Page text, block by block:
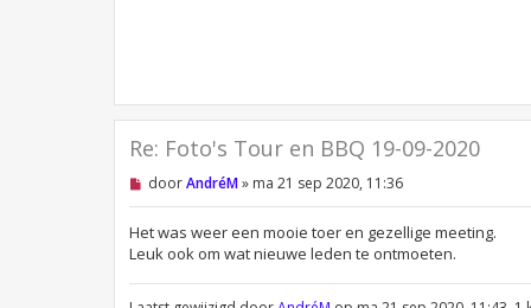
Re: Foto's Tour en BBQ 19-09-2020
O
e
l
e
z
doorAndréM» ma 21 sep 2020, 11:36
Het was weer een mooie toer en gezellige meeting.
Leuk ook om wat nieuwe leden te ontmoeten.